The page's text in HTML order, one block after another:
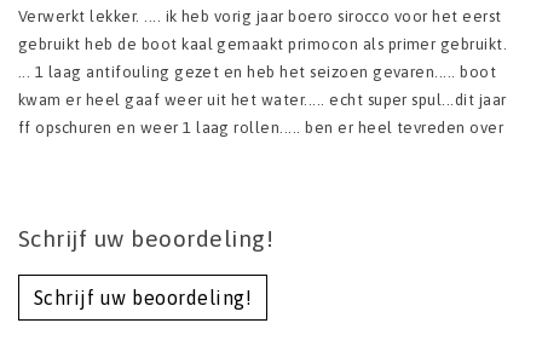
Verwerkt lekker. .... ik heb vorig jaar boero sirocco voor het eerst
gebruikt heb de boot kaal gemaakt primocon als primer gebruikt.
... 1 laag antifouling gezet en heb het seizoen gevaren..... boot
kwam er heel gaaf weer uit het water..... echt super spul...dit jaar
ff opschuren en weer 1 laag rollen..... ben er heel tevreden over
Schrijf uw beoordeling!
Schrijf uw beoordeling!